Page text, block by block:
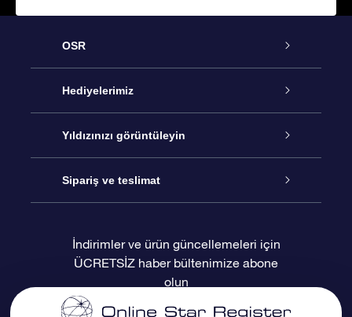
OSR
Hizmet
İletişim
Blogu
Değerlendirmeler
Hediyelerimiz
Çevrimiçi Yıldız Hediyesi
OSR Hediye Paketi
OSR Hediye Kartı
Kurumsal hediyeler
Yıldızınızı görüntüleyin
Star Register
Kişiselleştirilmiş Yıldız Sayfası
Bir Milyon Yıldız
Sipariş ve teslimat
Ödeme bilgileri
Sevkiyat bilgileri
İndirimler ve ürün güncellemeleri için
ÜCRETSİZ haber bültenimize abone
olun